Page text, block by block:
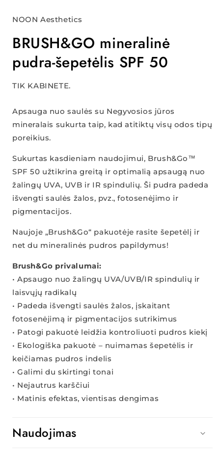
NOON Aesthetics
BRUSH&GO mineralinė
pudra-šepetėlis SPF 50
TIK KABINETE.
Apsauga nuo saulės su Negyvosios jūros
mineralais sukurta taip, kad atitiktų visų odos tipų
poreikius.
Sukurtas kasdieniam naudojimui, Brush&Go™
SPF 50 užtikrina greitą ir optimalią apsaugą nuo
žalingų UVA, UVB ir IR spindulių. Ši pudra padeda
išvengti saulės žalos, pvz., fotosenėjimo ir
pigmentacijos.
Naujoje „Brush&Go“ pakuotėje rasite šepetėlį ir
net du mineralinės pudros papildymus!
Brush&Go privalumai:
• Apsaugo nuo žalingų UVA/UVB/IR spindulių ir
laisvųjų radikalų
• Padeda išvengti saulės žalos, įskaitant
fotosenėjimą ir pigmentacijos sutrikimus
• Patogi pakuotė leidžia kontroliuoti pudros kiekį
• Ekologiška pakuotė – nuimamas šepetėlis ir
keičiamas pudros indelis
• Galimi du skirtingi tonai
• Nejautrus karščiui
• Matinis efektas, vientisas dengimas
Naudojimas